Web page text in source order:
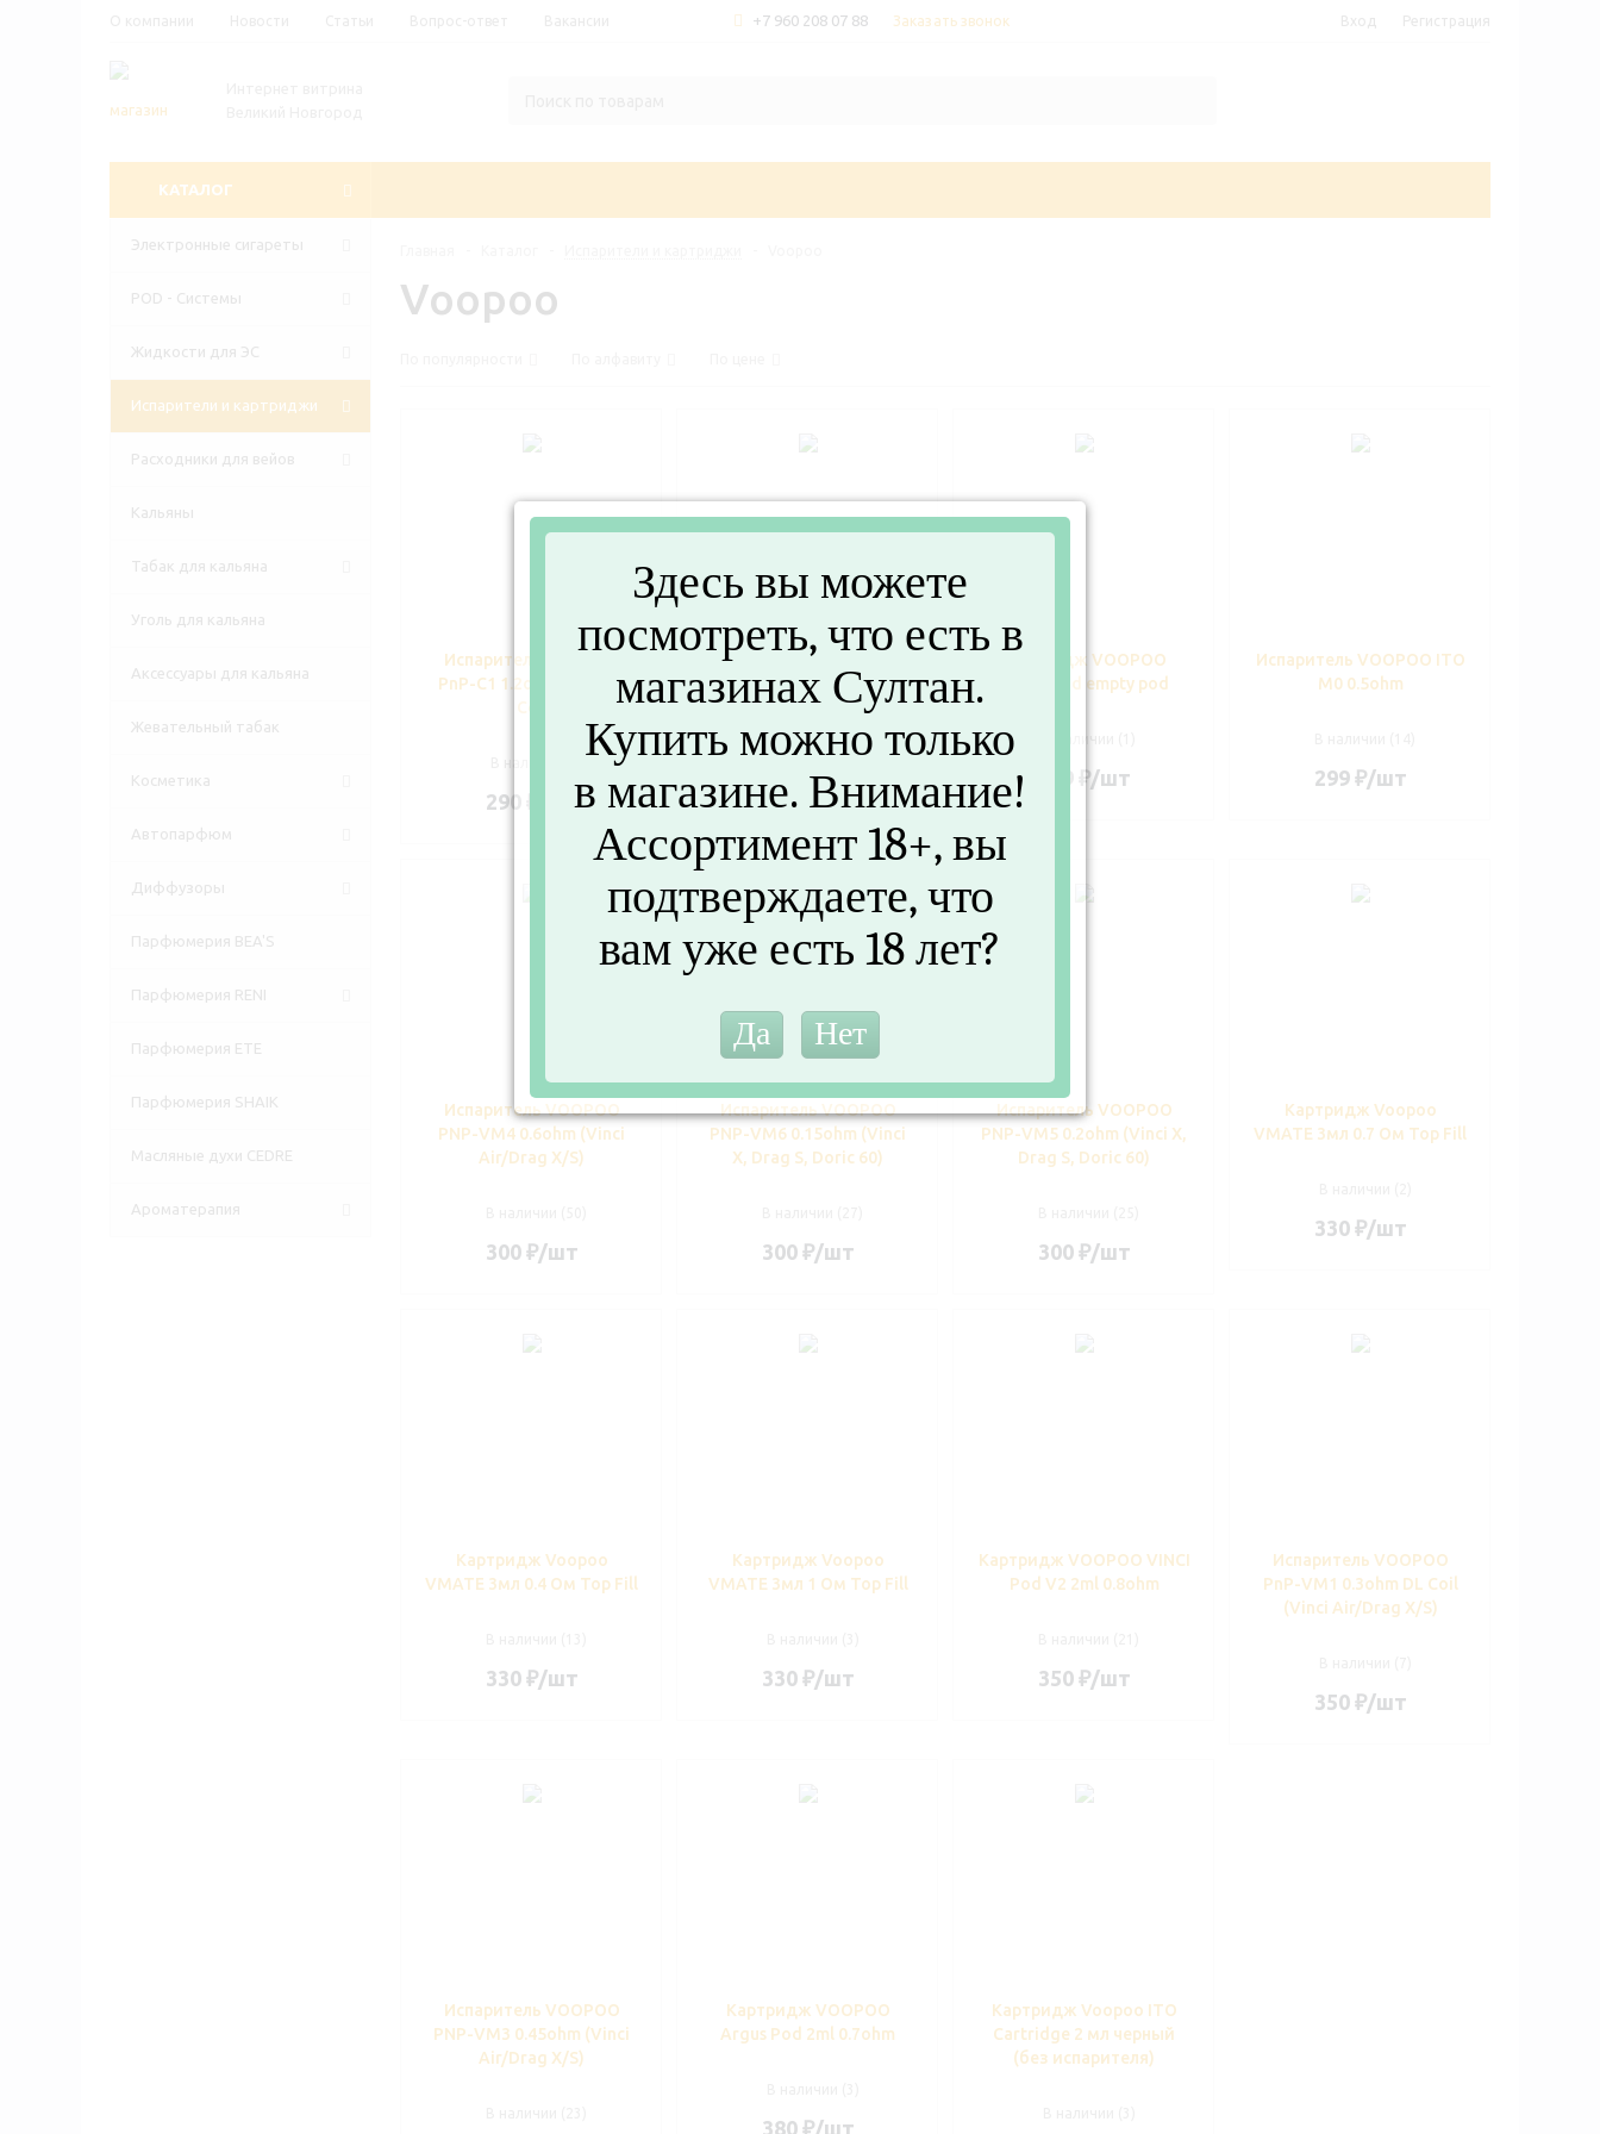
+7 960 208 07 88 Заказать звонок
КАТАЛОГ
Электронные сигареты
POD - Системы
Жидкости для ЭС
Испарители и картриджи
Расходники для вейов
Кальяны
Табак для кальяна
Уголь для кальяна
Аксессуары для кальяна
Жевательный табак
Косметика
Автопарфюм
Диффузоры
Парфюмерия BEA'S
Парфюмерия RENI
Парфюмерия ETE
Парфюмерия SHAIK
Масляные духи CEDRE
Ароматерапия
Voopoo
Испаритель VOOPOO
PnP-C1 1.2ohm Ceramic
Coil
290 /шт
Испаритель VOOPOO ITO
M2 1.0ohm
В наличии (18)
₽/шт
Картридж VOOPOO
Argus Pod empty pod
₽/шт
Испаритель VOOPOO ITO
M0 0.5ohm
299₽/шт
Испаритель VOOPOO
PNP-VM4 0.6ohm (Vinci
Air/Drag X/S)
300₽/шт
Испаритель VOOPOO
PNP-VM6 0.15ohm (Vinci
X, Drag S, Doric 60)
300₽/шт
Испаритель VOOPOO
PNP-VM5 0.2ohm (Vinci X,
Drag S, Doric 60)
300₽/шт
Картридж Voopoo
VMATE 3мл 0.7 Ом Top Fill
330₽/шт
Картридж Voopoo
VMATE 3мл 0.4 Ом Top Fill
330₽/шт
Картридж Voopoo
VMATE 3мл 1 Ом Top Fill
330₽/шт
Картридж VOOPOO VINCI
Pod V2 2ml 0.8ohm
350₽/шт
Испаритель VOOPOO
PnP-VM1 0.3ohm DL Coil
(Vinci Air/Drag X/S)
350₽/шт
Испаритель VOOPOO
PNP-VM3 0.45ohm (Vinci
Air/Drag X/S)
Картридж VOOPOO
Argus Pod 2ml 0.7ohm
380₽/шт
Картридж Voopoo ITO
Cartridge 2 мл черный
(без испарителя)
Здесь вы можете
посмотреть, что есть в
магазинах Султан.
Купить можно только
в магазине. Внимание!
Ассортимент 18+, вы
подтверждаете, что
вам уже есть 18 лет?